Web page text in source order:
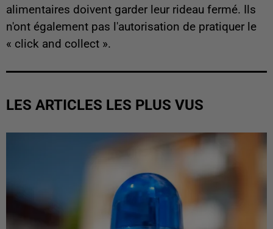
alimentaires doivent garder leur rideau fermé. Ils
n'ont également pas l'autorisation de pratiquer le
« click and collect ».
LES ARTICLES LES PLUS VUS